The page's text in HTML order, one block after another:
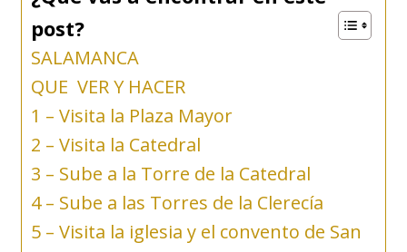
post?
SALAMANCA
QUE VER Y HACER
1 – Visita la Plaza Mayor
2 – Visita la Catedral
3 – Sube a la Torre de la Catedral
4 – Sube a las Torres de la Clerecía
5 – Visita la iglesia y el convento de San